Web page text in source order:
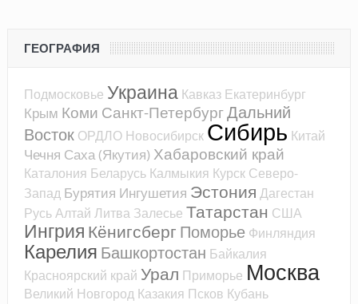
ГЕОГРАФИЯ
Подмосковье Украина Кавказ Екатеринбург
Крым Коми Санкт-ПетербургДальний
Восток ОРДЛО Новосибирск Сибирь Китай
Чечня Саха (Якутия) Хабаровский край
Каталония Беларусь Калмыкия Курск Северо-
Запад Бурятия Ингушетия Эстония Дагестан
РусьАлтай Литва Залесье Татарстан США
Ингрия Кёнигсберг Поморье Финляндия
Карелия Башкортостан Байкалия
Красноярский край Урал Приморье Москва
Великий Новгород Казакия Псков Кубань